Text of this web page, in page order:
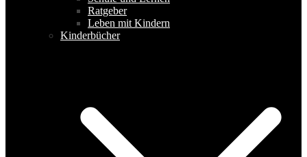
Ratgeber
Leben mit Kindern
Kinderbücher